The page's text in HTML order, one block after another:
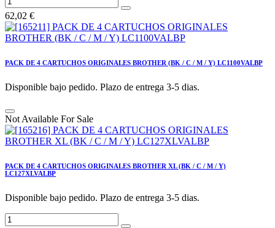
62,02 €
PACK DE 4 CARTUCHOS ORIGINALES BROTHER (BK / C / M / Y) LC1100VALBP
Disponible bajo pedido. Plazo de entrega 3-5 dias.
Not Available For Sale
PACK DE 4 CARTUCHOS ORIGINALES BROTHER XL (BK / C / M / Y)
LC127XLVALBP
Disponible bajo pedido. Plazo de entrega 3-5 dias.